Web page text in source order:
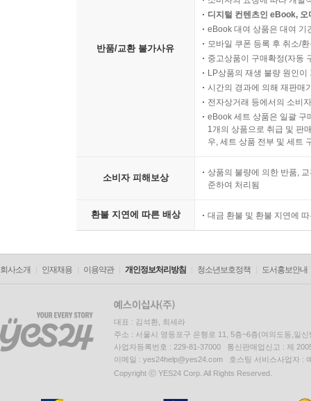
반품/교환 불가사유
디지털 컨텐츠인 eBook,
eBook 대여 상품은 대여 기
모바일 쿠폰 등록 후 취소/
중고상품이 구매확정(자동
LP상품의 재생 불량 원인
시간의 경과에 의해 재판매
전자상거래 등에서의 소비
eBook 세트 상품은 일괄 구
1개의 상품으로 취급 및 판
우, 세트 상품 전부 및 세트
소비자 피해보상
상품의 불량에 의한 반품,
준하여 처리됨
환불 지연에 따른 배상 대금 환불 및 환불 지연에
회사소개 인재채용 이용약관 개인정보처리방침 청소년보호정책 도서홍보안내
대표 : 김석환, 최세라
주소 : 서울시 영등포구 은행로 11, 5층~6층(여의도동,일신
사업자등록번호 : 229-81-37000 통신판매업신고 : 제
이메일 : yes24help@yes24.com 호스팅 서비스사업자 :
Copyright ⓒ YES24 Corp. All Rights Reserved.